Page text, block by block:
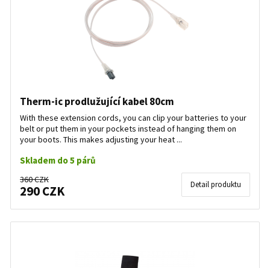
Therm-ic prodlužující kabel 80cm
With these extension cords, you can clip your batteries to your
belt or put them in your pockets instead of hanging them on
your boots. This makes adjusting your heat ...
Skladem do 5 párů
360 CZK
290 CZK Detail produktu